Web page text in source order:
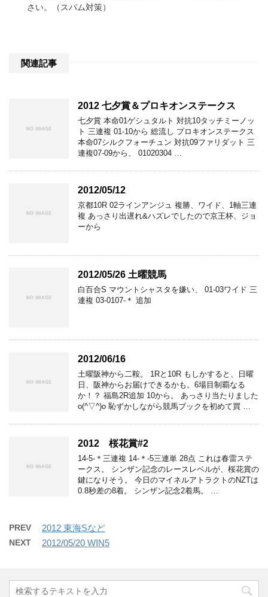
さい。（スパム対策）
関連記事
2012 七夕賞＆プロキオンステークス
七夕賞 本命01ゲシュタルト 対抗10タッチミーノッ
ト 三連複 01-10から 総流し プロキオンステークス
本命07シルクフォーチュン 対抗09ファリダット 三
連複07-09から、 01020304 …
2012/05/12
京都10R 02ラインアンジュ 複勝、ワイド、1軸三連
複 あっさり出遅れ&ハズレでしたので京王杯、ジョ
ーから
2012/05/26 土曜競馬
白百合S マウントシャスタを嫌い、 01-03ワイド 三
連複 03-0107-＊ 追加
2012/06/16
土曜阪神から二鞍。 1Rと10R もしかすると、日曜
日、阪神からお届けできるかも。6場目制覇なる
か！？ 福島2R追加 10から。 あっさり当たりました
o(^▽^)o 恥ずかしながら競馬ブックを初めて買 …
2012 桜花賞#2
14-5-＊三連複 14-＊-5三連単 28点 これは春雷ステ
ークス。 シンザン記念のレースレベルが、桜花賞の
鍵になりそう。 今日のマイネルアトラクトのNZTは
0.8秒差の8着。 シンザン記念2着馬。 …
PREV 2012 東海Sなど
NEXT 2012/05/20 WIN5